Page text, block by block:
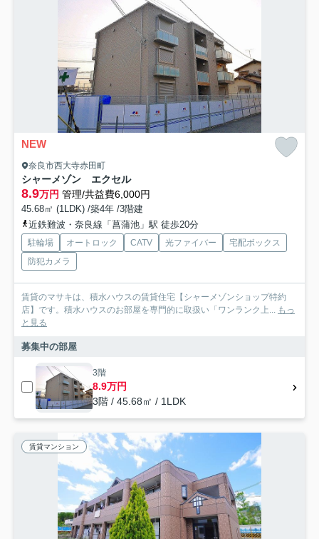
NEW
奈良市西大寺赤田町
シャーメゾン エクセル
8.9万円 管理/共益費6,000円
45.68㎡ (1LDK) /築4年 /3階建
近鉄難波・奈良線「菖蒲池」駅 徒歩20分
駐輪場 オートロック CATV 光ファイバー
宅配ボックス
防犯カメラ
賃貸のマサキは、積水ハウスの賃貸住宅【シャーメゾンショップ特約
店】です。積水ハウスのお部屋を専門的に取扱い「ワンランク上...
もっ
と見る
募集中の部屋
3階
8.9万円
3階 / 45.68㎡ / 1LDK
賃貸マンション